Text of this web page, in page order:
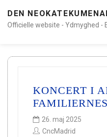
DEN
Officielle website - Ydmyghed -
KONCERT I
26. maj 2025
CncMadrid